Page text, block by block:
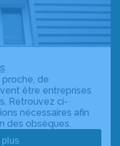
proche, de
être entreprises
Retrouvez ci-
nécessaires afin
des obsèques.
plus